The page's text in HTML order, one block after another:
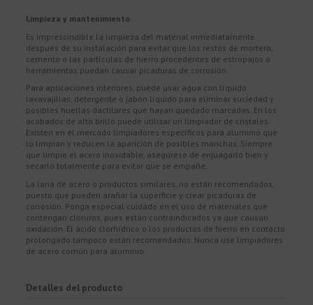
Limpieza y mantenimiento
Es imprescindible la limpieza del material inmediatamente
después de su instalación para evitar que los restos de mortero,
cemento o las partículas de hierro procedentes de estropajos o
herramientas puedan causar picaduras de corrosión.
Para aplicaciones interiores, puede usar agua con líquido
lavavajillas, detergente o jabón líquido para eliminar suciedad y
posibles huellas dactilares que hayan quedado marcadas. En los
acabados de alto brillo puede utilizar un limpiador de cristales.
Existen en el mercado limpiadores específicos para aluminio que
lo limpian y reducen la aparición de posibles manchas. Siempre
que limpie el acero inoxidable, asegúrese de enjuagarlo bien y
secarlo totalmente para evitar que se empañe.
La lana de acero o productos similares, no están recomendados,
puesto que pueden arañar la superficie y crear picaduras de
corrosión. Ponga especial cuidado en el uso de materiales que
contengan cloruros, pues están contraindicados ya que causan
oxidación. El ácido clorhídrico o los productos de hierro en contacto
prolongado tampoco están recomendados. Nunca use limpiadores
de acero común para aluminio.
Detalles del producto